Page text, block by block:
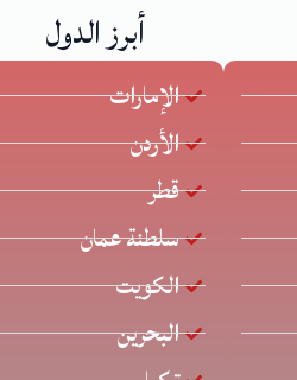
أبرز الدول
الإمارات
الأردن
قطر
سلطنة عمان
الكويت
البحرين